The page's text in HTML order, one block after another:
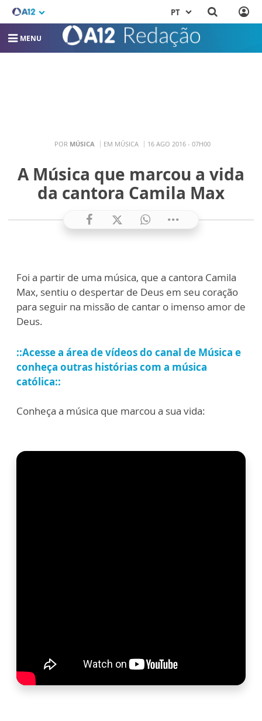
PT
MENU
POR MÚSICA EM MÚSICA 16 AGO 2016 - 07H00
A Música que marcou a vida
da cantora Camila Max
Foi a partir de uma música, que a cantora Camila
Max, sentiu o despertar de Deus em seu coração
para seguir na missão de cantar o imenso amor de
Deus.
::Acesse a área de vídeos do canal de Música e
conheça outras histórias com a música
católica::
Conheça a música que marcou a sua vida: